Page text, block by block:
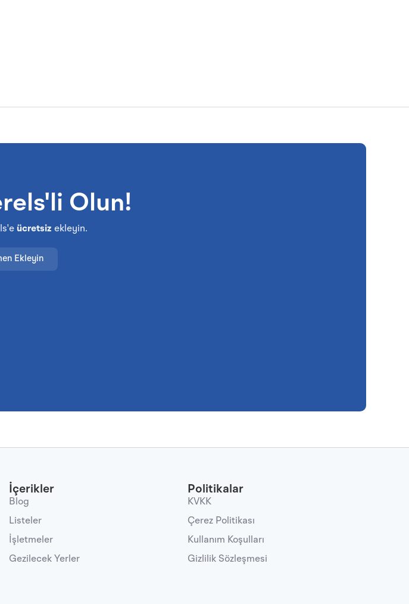
Olun!
ücretsiz ekleyin.
Ekleyin
İçerikler
Blog
Listeler
İşletmeler
Gezilecek Yerler
Politikalar
KVKK
Çerez Politikası
Kullanım Koşulları
Gizlilik Sözleşmesi